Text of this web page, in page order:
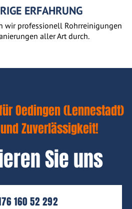
ERFAHRUNG
wir professionell Rohrreinigungen
aller Art durch.
Oedingen (Lennestadt)
Zuverlässigkeit!
Sie uns
160 52 292